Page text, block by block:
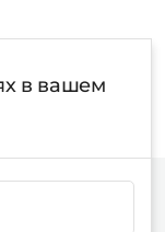
в вашем